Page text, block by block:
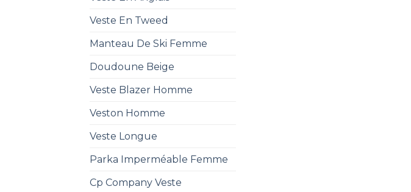
Veste En Tweed
Manteau De Ski Femme
Doudoune Beige
Veste Blazer Homme
Veston Homme
Veste Longue
Parka Imperméable Femme
Cp Company Veste